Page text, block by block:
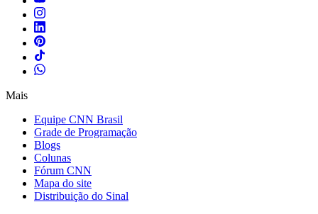
Mais
Equipe CNN Brasil
Grade de Programação
Blogs
Colunas
Fórum CNN
Mapa do site
Distribuição do Sinal